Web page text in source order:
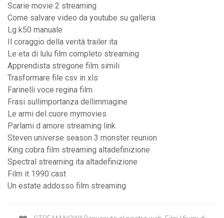
Scarie movie 2 streaming
Come salvare video da youtube su galleria
Lg k50 manuale
Il coraggio della verità trailer ita
Le eta di lulu film completo streaming
Apprendista stregone film simili
Trasformare file csv in xls
Farinelli voce regina film
Frasi sullimportanza dellimmagine
Le armi del cuore mymovies
Parlami d amore streaming link
Steven universe season 3 monster reunion
King cobra film streaming altadefinizione
Spectral streaming ita altadefinizione
Film it 1990 cast
Un estate addosso film streaming